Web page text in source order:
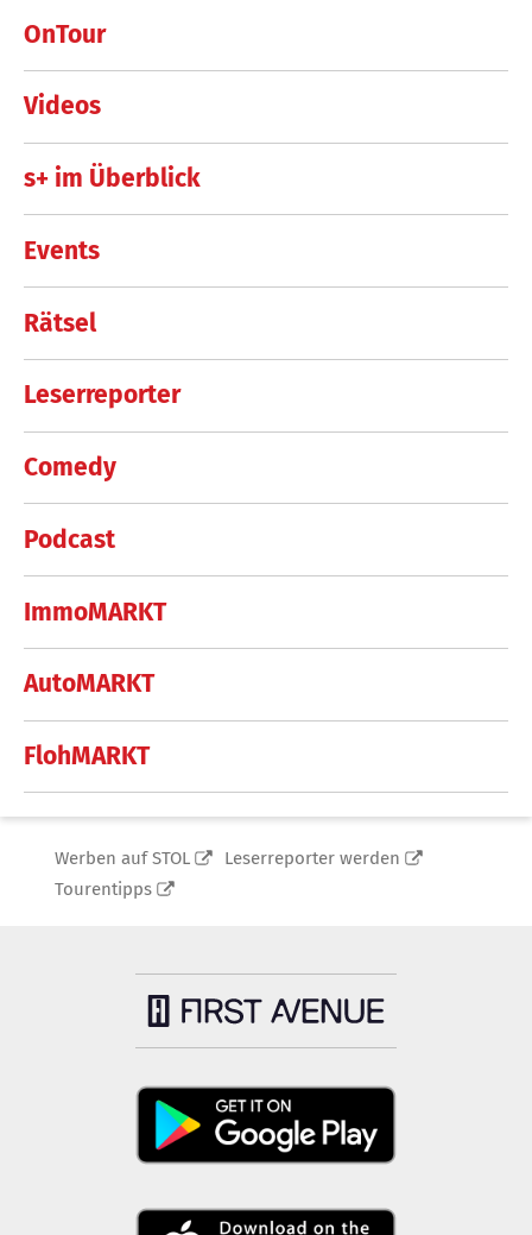
OnTour
Videos
s+ im Überblick
Events
Rätsel
Leserreporter
Comedy
Podcast
ImmoMARKT
AutoMARKT
FlohMARKT
Werben auf STOL
Leserreporter werden
Tourentipps